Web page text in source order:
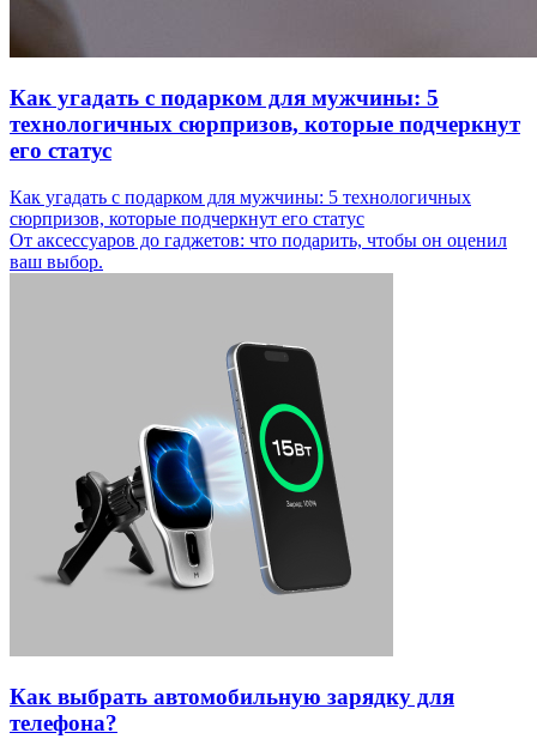
Как угадать с подарком для мужчины: 5
технологичных сюрпризов, которые подчеркнут
его статус
Как угадать с подарком для мужчины: 5 технологичных
сюрпризов, которые подчеркнут его статус
От аксессуаров до гаджетов: что подарить, чтобы он оценил
ваш выбор.
Как выбрать автомобильную зарядку для
телефона?